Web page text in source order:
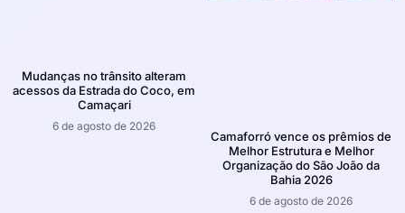
Mudanças no trânsito alteram
acessos da Estrada do Coco, em
Camaçari
6 de agosto de 2026
Camaforró vence os prêmios de
Melhor Estrutura e Melhor
Organização do São João da
Bahia 2026
6 de agosto de 2026